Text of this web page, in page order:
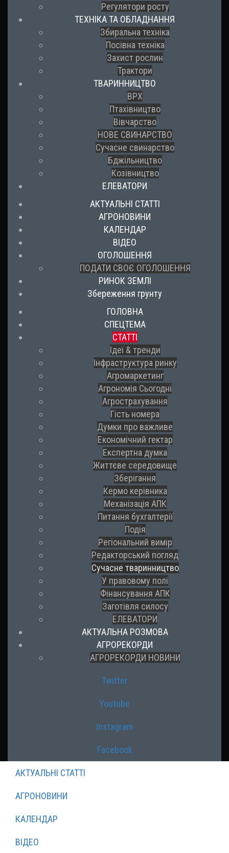
Регулятори росту
ТЕХНІКА ТА ОБЛАДНАННЯ
Збиральна техніка
Посівна техніка
Захист рослин
Трактори
ТВАРИННИЦТВО
ВРХ
Птахівництво
Вівчарство
НОВЕ СВИНАРСТВО
Сучасне свинарство
Бджільництво
Козівництво
ЕЛЕВАТОРИ
АКТУАЛЬНІ СТАТТІ
АГРОНОВИНИ
КАЛЕНДАР
ВІДЕО
ОГОЛОШЕННЯ
ПОДАТИ СВОЄ ОГОЛОШЕННЯ
РИНОК ЗЕМЛІ
Збереження грунту
ГОЛОВНА
СПЕЦТЕМА
СТАТТІ
Ідеї & тренди
Інфраструктура ринку
Агромаркетинг
Агрономія Сьогодні
Агрострахування
Гість номера
Думки про важливе
Економічний гектар
Експертна думка
Життєве середовище
Зберігання
Кермо керівника
Механізація АПК
Питання бухгалтерії
Подія
Регіональний вимір
Редакторський погляд
Сучасне тваринництво
У правовому полі
Фінансування АПК
Заготівля силосу
ЕЛЕВАТОРИ
АКТУАЛЬНА РОЗМОВА
АГРОРЕКОРДИ
АГРОРЕКОРДИ НОВИНИ
Twitter
Youtube
Instagram
Facebook
АКТУАЛЬНІ СТАТТІ
АГРОНОВИНИ
КАЛЕНДАР
ВІДЕО